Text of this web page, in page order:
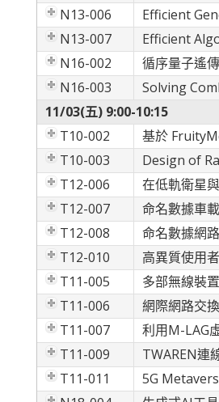
N13-006
Efficient
N13-007
Efficient
N16-002
循序量子遙
N16-003
Solving
11/03(五) 9:00-10:15
T10-002
基於
T10-003
Design of
T12-006
在低軌衛星
T12-007
命名數據車
T12-008
命名數據網
T12-010
高異質使用
T11-005
多部無線裝
T11-006
網際網路交
T11-007
利用M-LAG
T11-009
TWAREN連
T11-011
5G